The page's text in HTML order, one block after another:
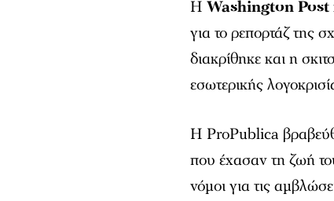
ΗWashington Post
για το ρεπορτάζ της
διακρίθηκε και η
εσωτερικής
Η ProPublica
που έχασαν τη ζωή
νόμοι για τις